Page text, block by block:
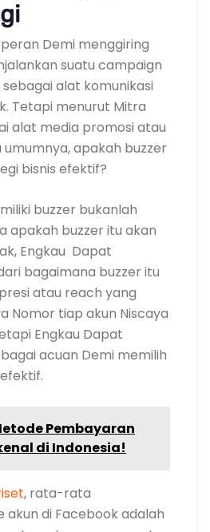
Demi menggiring
suatu campaign
alat komunikasi
Tetapi menurut Mitra
alat media promosi atau
apakah buzzer
bisnis efektif?
buzzer bukanlah
apakah buzzer itu akan
Engkau Dapat
bagaimana buzzer itu
atau reach yang
Nomor tiap akun Niscaya
Engkau Dapat
acuan Demi memilih
Pembayaran
di Indonesia!
, rata-rata
di Facebook adalah